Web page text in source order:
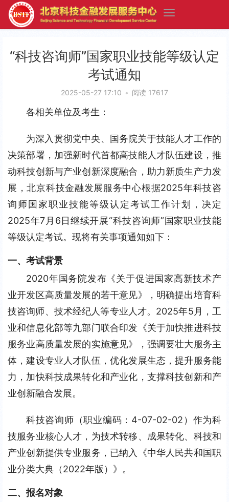
“科技咨询师”国家职业技能等级认定
考试通知
2025-05-27 17:10 • 阅读 17617
各相关单位及考生：
为深入贯彻党中央、国务院关于技能人才工作的
决策部署，加强新时代首都高技能人才队伍建设，推
动科技创新与产业创新深度融合，助力新质生产力发
展，北京科技金融发展服务中心根据2025年科技咨
询师国家职业技能等级认定考试工作计划，决定
2025年7月6日继续开展“科技咨询师”国家职业技能
等级认定考试。现将有关事项通知如下：
一、考试背景
2020年国务院发布《关于促进国家高新技术产
业开发区高质量发展的若干意见》，明确提出培育科
技咨询师、技术经纪人等专业人才。2025年5月，工
业和信息化部等九部门联合印发《关于加快推进科技
服务业高质量发展的实施意见》，强调要壮大服务主
体，建设专业人才队伍，优化发展生态，提升服务能
力，加快科技成果转化和产业化，支撑科技创新和产
业创新融合发展。
科技咨询师（职业编码：4-07-02-02）作为科
技服务业核心人才，为技术转移、成果转化、科技和
产业创新提供专业服务，已纳入《中华人民共和国职
业分类大典（2022年版）》。
二、报名对象